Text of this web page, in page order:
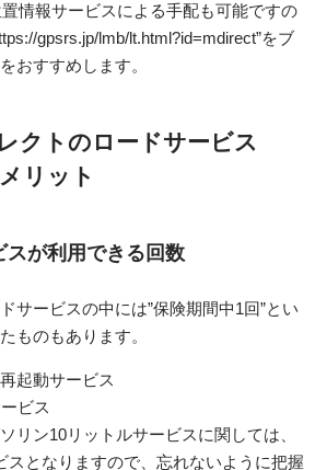
情報サービスによる手配も可能ですの
gpsrs.jp/lmb/lt.html?id=mdirect”をブ
おすすめします。
クトのロードサービス
リット
スが利用できる回数
サービスの中には”保険期間中1回”とい
ものもあります。
起動サービス
ビス
リン10リットルサービスに関しては、
スとなりますので、忘れないように把握